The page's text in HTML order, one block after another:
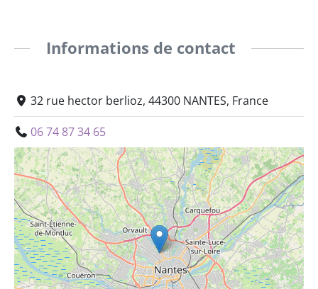
Informations de contact
32 rue hector berlioz, 44300 NANTES, France
06 74 87 34 65